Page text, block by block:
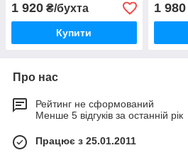
1 920 ₴/бухта
Купити
1 980
Про нас
Рейтинг не сформований
Менше 5 відгуків за останній рік
Працює з 25.01.2011